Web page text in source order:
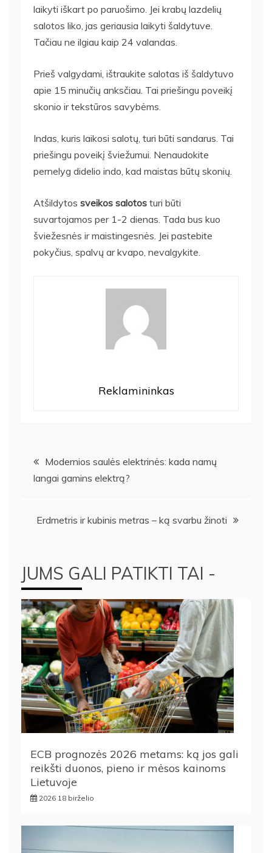
laikyti iškart po paruošimo. Jei krabų lazdelių
salotos liko, jas geriausia laikyti šaldytuve.
Tačiau ne ilgiau kaip 24 valandas.
Prieš valgydami, ištraukite salotas iš šaldytuvo
apie 15 minučių anksčiau. Tai priešingu poveikį
skonio ir tekstūros savybėms.
Indas, kuris laikosi salotų, turi būti sandarus. Tai
priešingu poveikį šviežumui. Nenaudokite
pernelyg didelio indo, kad maistas būtų skonių.
Atšildytos sveikos salotos turi būti
suvartojamos per 1-2 dienas. Tada bus kuo
šviežesnės ir maistingesnės. Jei pastebite
pokyčius, spalvų ar kvapo, nevalgykite.
Reklamininkas
Navigacija
tarp
įrašų
Modernios saulės elektrinės: kada namų
langai gamins elektrą?
Erdmetris ir kubinis metras – ką svarbu žinoti
JUMS GALI PATIKTI TAI -
ECB prognozės 2026 metams: ką jos gali
reikšti duonos, pieno ir mėsos kainoms
Lietuvoje
2026 18 birželio